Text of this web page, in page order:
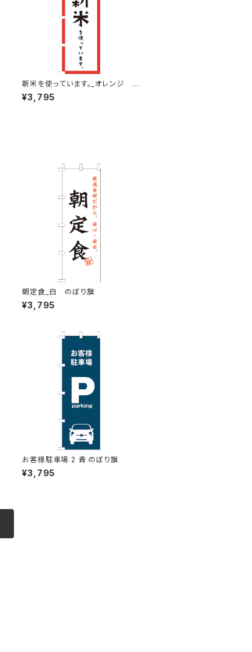
新米を使っています。_オレンジ の
ぼり旗
¥3,795
朝定食_白 のぼり旗
¥3,795
お客様駐車場 2 青 のぼり旗
¥3,795